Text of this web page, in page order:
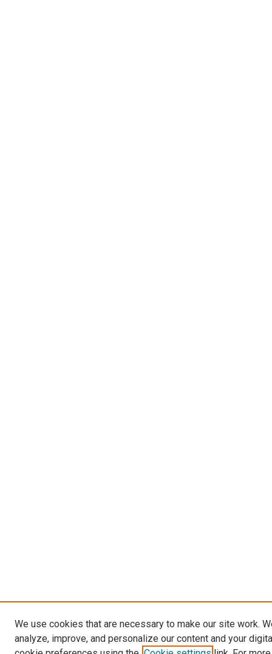
We use cookies that are necessary to make our site work.
analyze, improve, and personalize our content and your